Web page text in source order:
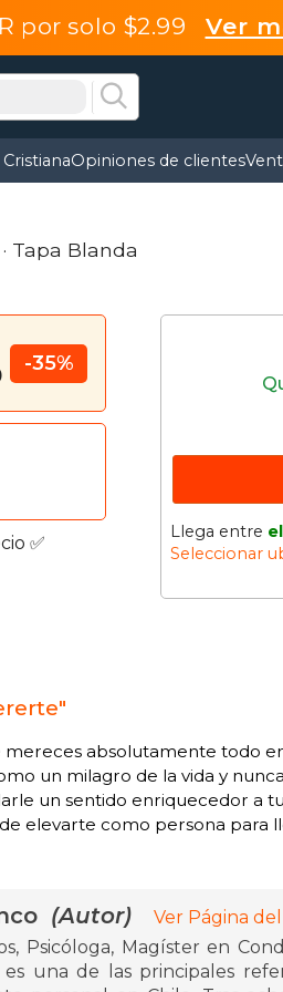
por solo $2.99 Ver
CristianaOpiniones de clientes
· Tapa Blanda
-35%
✅
Llega entre
Seleccionar
mereces absolutamente todo
un milagro de la vida y
un sentido enriquecedor a
elevarte como persona para
(Autor)
Ver Página
Psicóloga, Magíster en
es una de las principales